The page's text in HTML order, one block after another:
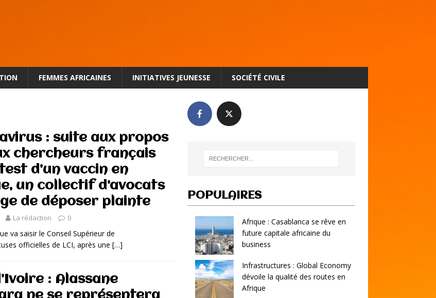
FEMMES AFRICAINES INITIATIVES JEUNESSE SOCIÉTÉ CIVILE
: suite aux propos
chercheurs français
d’un vaccin en
un collectif d’avocats
de déposer plainte
La rédaction 0
va saisir le Conseil Supérieur de
officielles de LCI, après une […]
: Alassane
POPULAIRES
Afrique : Casablanca se rêve en
future capitale africaine du
business
Infrastructures : Global Economy
dévoile la qualité des routes en
Afrique